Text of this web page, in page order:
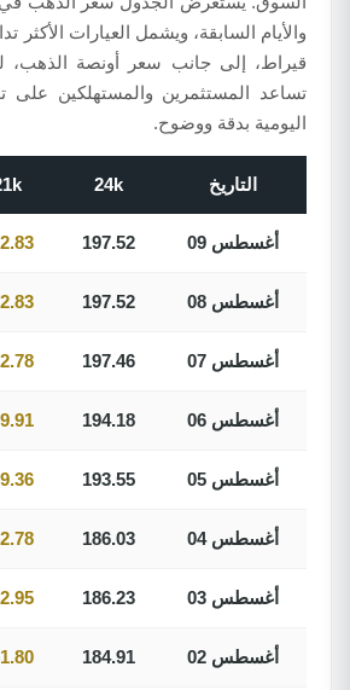
قيراط، إلى جانب سعر أونصة الذهب،
تساعد المستثمرين والمستهلكين على
اليومية بدقة ووضوح.
التاريخ 24k
09 أغسطس 197.52
08 أغسطس 197.52
07 أغسطس 197.46
06 أغسطس 194.18
05 أغسطس 193.55
04 أغسطس 186.03
03 أغسطس 186.23
02 أغسطس 184.91